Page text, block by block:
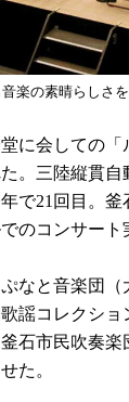
楽の素晴らしさ
に会しての「
。三陸縦貫
で21回目。
のコンサート
なと音楽団
謡コレクシ
石市民吹奏
た。